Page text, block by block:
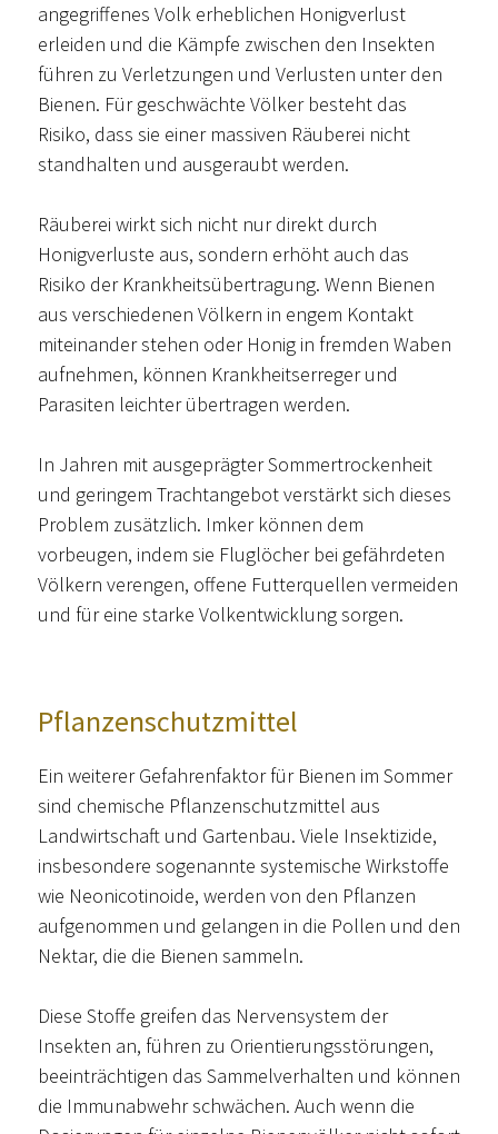
angegriffenes Volk erheblichen Honigverlust
erleiden und die Kämpfe zwischen den Insekten
führen zu Verletzungen und Verlusten unter den
Bienen. Für geschwächte Völker besteht das
Risiko, dass sie einer massiven Räuberei nicht
standhalten und ausgeraubt werden.
Räuberei wirkt sich nicht nur direkt durch
Honigverluste aus, sondern erhöht auch das
Risiko der Krankheitsübertragung. Wenn Bienen
aus verschiedenen Völkern in engem Kontakt
miteinander stehen oder Honig in fremden Waben
aufnehmen, können Krankheitserreger und
Parasiten leichter übertragen werden.
In Jahren mit ausgeprägter Sommertrockenheit
und geringem Trachtangebot verstärkt sich dieses
Problem zusätzlich. Imker können dem
vorbeugen, indem sie Fluglöcher bei gefährdeten
Völkern verengen, offene Futterquellen vermeiden
und für eine starke Volkentwicklung sorgen.
Pflanzenschutzmittel
Ein weiterer Gefahrenfaktor für Bienen im Sommer
sind chemische Pflanzenschutzmittel aus
Landwirtschaft und Gartenbau. Viele Insektizide,
insbesondere sogenannte systemische Wirkstoffe
wie Neonicotinoide, werden von den Pflanzen
aufgenommen und gelangen in die Pollen und den
Nektar, die die Bienen sammeln.
Diese Stoffe greifen das Nervensystem der
Insekten an, führen zu Orientierungsstörungen,
beeinträchtigen das Sammelverhalten und können
die Immunabwehr schwächen. Auch wenn die